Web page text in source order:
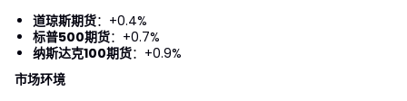
道琼斯期货：+0.4%
标普500期货：+0.7%
纳斯达克100期货：+0.9%
市场环境